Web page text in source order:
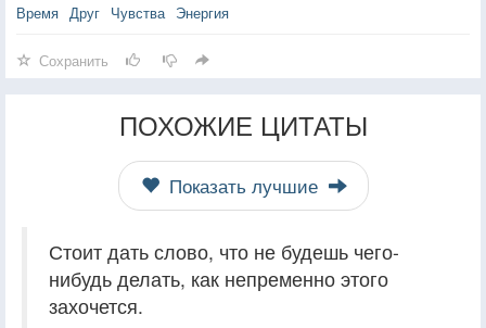
Время Друг Чувства Энергия
Сохранить
ПОХОЖИЕ ЦИТАТЫ
Показать лучшие
Стоит дать слово, что не будешь чего-
нибудь делать, как непременно этого
захочется.